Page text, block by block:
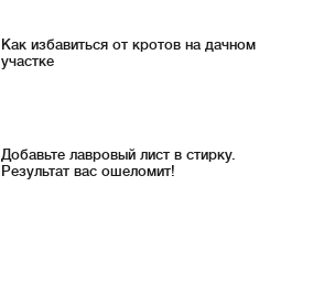
Как избавиться от кротов на дачном
участке
Добавьте лавровый лист в стирку.
Результат вас ошеломит!